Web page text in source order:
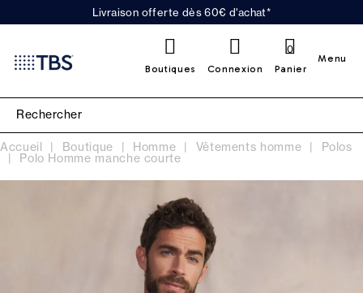
Livraison offerte dès 60€ d'achat*
Boutiques Connexion Panier
0
Menu
Accueil Boutique Homme Vêtements homme Polos
Polo Homme manche courte